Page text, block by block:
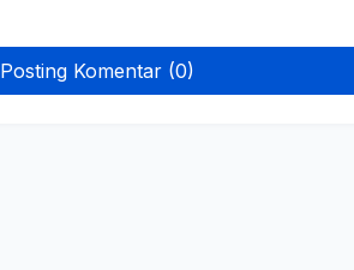
Posting Komentar (0)